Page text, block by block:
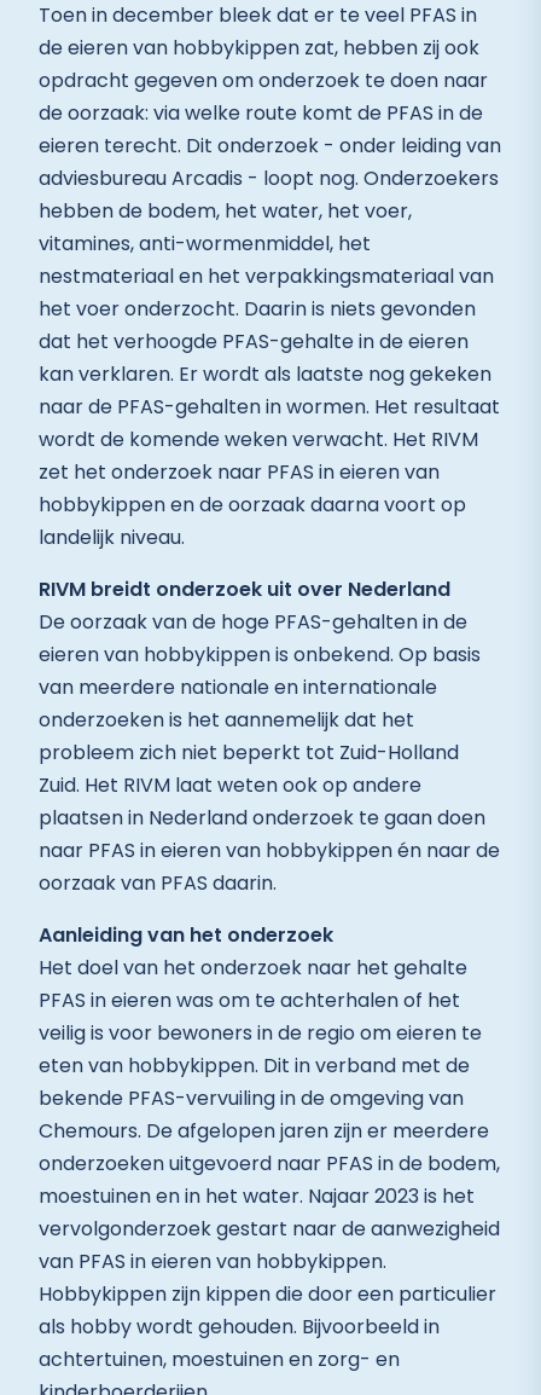
Toen in december bleek dat er te veel PFAS in
de eieren van hobbykippen zat, hebben zij ook
opdracht gegeven om onderzoek te doen naar
de oorzaak: via welke route komt de PFAS in de
eieren terecht. Dit onderzoek - onder leiding van
adviesbureau Arcadis - loopt nog. Onderzoekers
hebben de bodem, het water, het voer,
vitamines, anti-wormenmiddel, het
nestmateriaal en het verpakkingsmateriaal van
het voer onderzocht. Daarin is niets gevonden
dat het verhoogde PFAS-gehalte in de eieren
kan verklaren. Er wordt als laatste nog gekeken
naar de PFAS-gehalten in wormen. Het resultaat
wordt de komende weken verwacht. Het RIVM
zet het onderzoek naar PFAS in eieren van
hobbykippen en de oorzaak daarna voort op
landelijk niveau.
RIVM breidt onderzoek uit over Nederland
De oorzaak van de hoge PFAS-gehalten in de
eieren van hobbykippen is onbekend. Op basis
van meerdere nationale en internationale
onderzoeken is het aannemelijk dat het
probleem zich niet beperkt tot Zuid-Holland
Zuid. Het RIVM laat weten ook op andere
plaatsen in Nederland onderzoek te gaan doen
naar PFAS in eieren van hobbykippen én naar de
oorzaak van PFAS daarin.
Aanleiding van het onderzoek
Het doel van het onderzoek naar het gehalte
PFAS in eieren was om te achterhalen of het
veilig is voor bewoners in de regio om eieren te
eten van hobbykippen. Dit in verband met de
bekende PFAS-vervuiling in de omgeving van
Chemours. De afgelopen jaren zijn er meerdere
onderzoeken uitgevoerd naar PFAS in de bodem,
moestuinen en in het water. Najaar 2023 is het
vervolgonderzoek gestart naar de aanwezigheid
van PFAS in eieren van hobbykippen.
Hobbykippen zijn kippen die door een particulier
als hobby wordt gehouden. Bijvoorbeeld in
achtertuinen, moestuinen en zorg- en